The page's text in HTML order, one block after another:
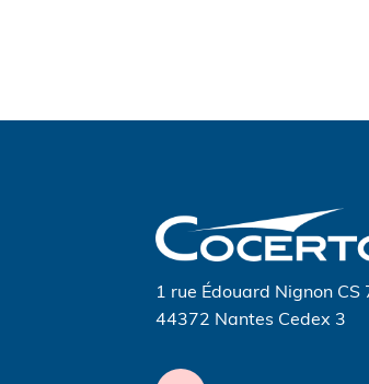
1 rue Édouard Nignon CS
44372 Nantes Cedex 3